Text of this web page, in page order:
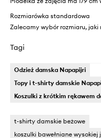
Rozmiarówka standardowa
Zalecamy wybór rozmiaru, jaki
Tagi
Odzież damska Napapijri
Topy i t-shirty damskie
Koszulki z krótkim rękawem
t-shirty damskie beżowe
koszulki bawełniane